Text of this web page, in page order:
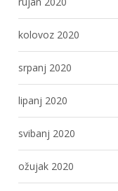
kolovoz 2020
srpanj 2020
lipanj 2020
svibanj 2020
ožujak 2020